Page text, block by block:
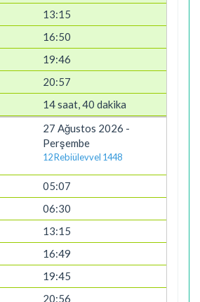
13:15
16:50
19:46
20:57
14 saat, 40 dakika
27 Ağustos 2026 -
Perşembe
12 Rebiülevvel 1448
05:07
06:30
13:15
16:49
19:45
20:56